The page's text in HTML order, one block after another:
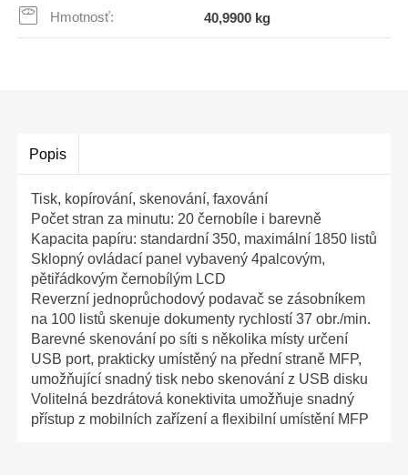
Hmotnosť:
40,9900 kg
Popis
Tisk, kopírování, skenování, faxování
Počet stran za minutu: 20 černobíle i barevně
Kapacita papíru: standardní 350, maximální 1850 listů
Sklopný ovládací panel vybavený 4palcovým,
pětiřádkovým černobílým LCD
Reverzní jednoprůchodový podavač se zásobníkem
na 100 listů skenuje dokumenty rychlostí 37 obr./min.
Barevné skenování po síti s několika místy určení
USB port, prakticky umístěný na přední straně MFP,
umožňující snadný tisk nebo skenování z USB disku
Volitelná bezdrátová konektivita umožňuje snadný
přístup z mobilních zařízení a flexibilní umístění MFP